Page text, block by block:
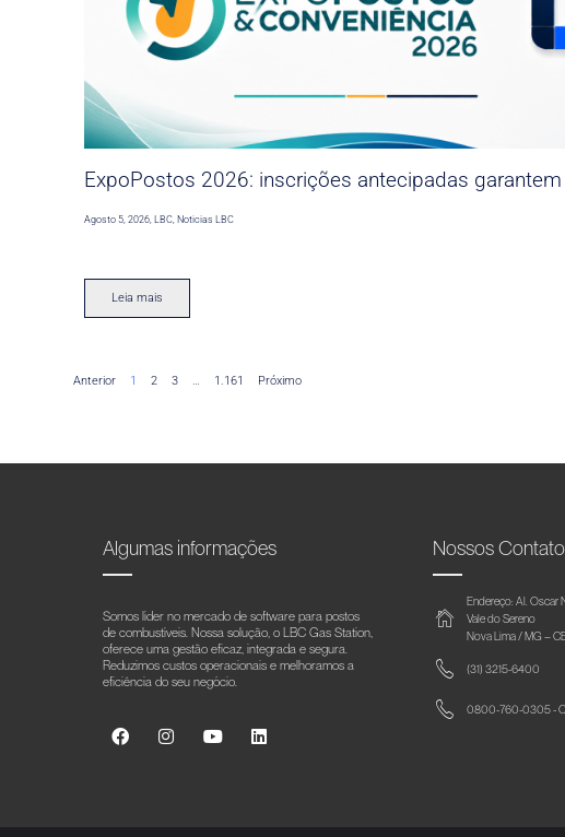
ExpoPostos 2026: inscrições antecipadas
Agosto 5, 2026 ,LBC Noticias LBC
Leia mais
Anterior 1 2 3 … 1.161 Próximo
Algumas informações
Somos líder no mercado de software para postos
de combustíveis. Nossa solução, o LBC Gas Station,
oferece uma gestão eficaz, integrada e segura.
Reduzimos custos operacionais e melhoramos a
eficiência do seu negócio.
Nossos
Endereço: Al. Oscar
Vale do Sereno
Nova Lima / MG –
(31) 3215-6400
0800-760-0305 -